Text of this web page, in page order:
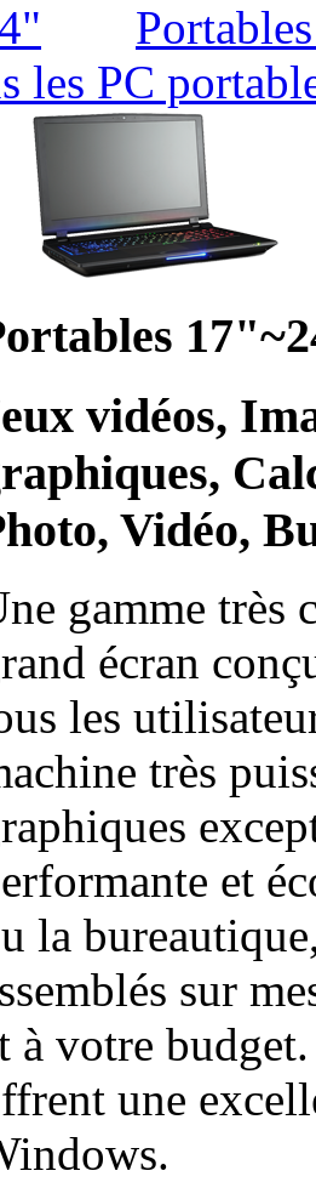
les PC
vidéos,
Vidéo,
gamme très
écran
les
très
et
la
sur
à votre
une